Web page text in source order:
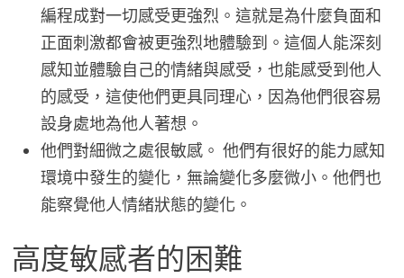
編程成對一切感受更強烈。這就是為什麼負面和
正面刺激都會被更強烈地體驗到。這個人能深刻
感知並體驗自己的情緒與感受，也能感受到他人
的感受，這使他們更具同理心，因為他們很容易
設身處地為他人著想。
他們對細微之處很敏感。 他們有很好的能力感知
環境中發生的變化，無論變化多麼微小。他們也
能察覺他人情緒狀態的變化。
高度敏感者的困難